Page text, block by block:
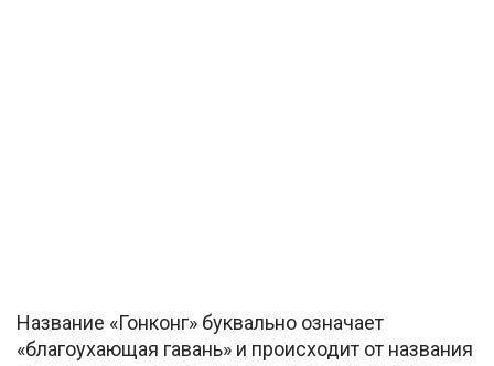
Название «Гонконг» буквально означает
«благоухающая гавань» и происходит от названия